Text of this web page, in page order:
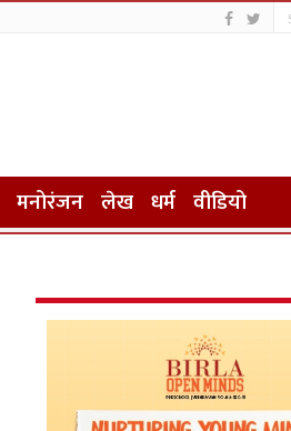
मनोरंजन लेख धर्म वीडियो